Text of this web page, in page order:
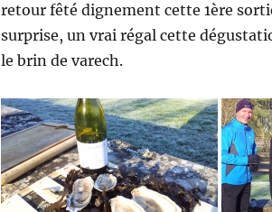
retour fêté dignement cette 1ère
surprise, un vrai régal cette
le brin de varech.